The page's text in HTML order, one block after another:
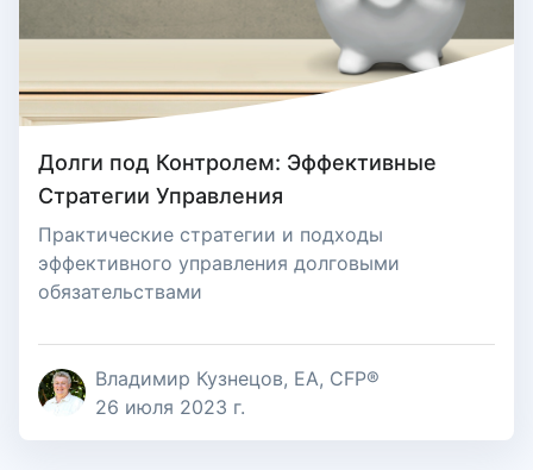
Долги под Контролем: Эффективные
Стратегии Управления
Практические стратегии и подходы
эффективного управления долговыми
обязательствами
Владимир Кузнецов, EA, CFP®
26 июля 2023 г.